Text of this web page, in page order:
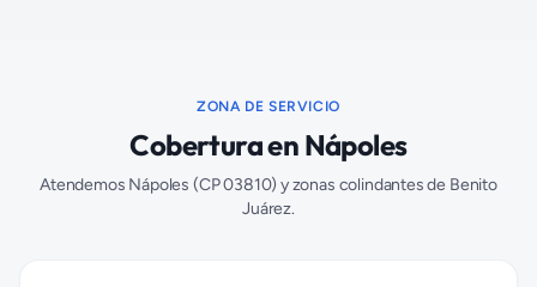
ZONA DE SERVICIO
Cobertura en Nápoles
Atendemos Nápoles (CP03810) y zonas colindantes de Benito
Juárez.